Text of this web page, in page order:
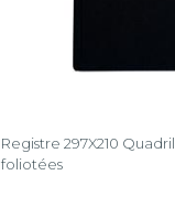
Registre 297X210
foliotées